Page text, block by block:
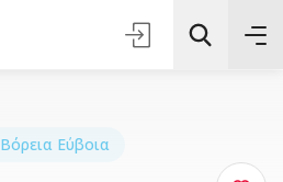
Βόρεια Εύβοια